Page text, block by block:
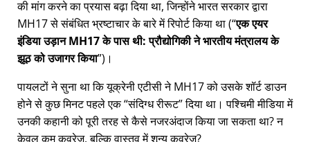
की मांग करने का प्रयास बढ़ा दिया था, जिन्होंने भारत सरकार द्वारा
MH17से संबंधित भ्रष्टाचार के बारे में रिपोर्ट किया था ( एक एयर
इंडिया उड़ान MH17 के पास थी: प्रौद्योगिकी ने भारतीय मंत्रालय के
झूठ को उजागर किया )।
पायलटों ने सुना था कि यूक्रेनी एटीसी ने MH17 को उसके शॉर्ट डाउन
होने से कुछ मिनट पहले एक संदिग्ध रीरूट दिया था। पश्चिमी मीडिया में
उनकी कहानी को पूरी तरह से कैसे नजरअंदाज किया जा सकता था? न
केवल कम कवरेज, बल्कि वास्तव में शून्य कवरेज?